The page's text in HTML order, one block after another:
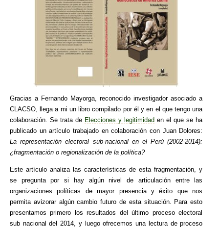
Gracias a Fernando Mayorga, reconocido investigador asociado a
CLACSO, llega a mi un libro compilado por él y en el que tengo una
colaboración. Se trata de Elecciones y legitimidad en el que se ha
publicado un artículo trabajado en colaboración con Juan Dolores:
La representación electoral sub-nacional en el Perú (2002-2014):
¿fragmentación o regionalización de la política?
Este artículo analiza las características de esta fragmentación, y
se pregunta por si hay algún nivel de articulación entre las
organizaciones políticas de mayor presencia y éxito que nos
permita avizorar algún cambio futuro de esta situación. Para esto
presentamos primero los resultados del último proceso electoral
sub nacional del 2014, y luego ofrecemos una lectura de proceso